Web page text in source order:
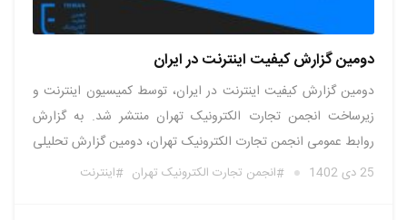
دومین گزارش کیفیت اینترنت در ایران
دومین گزارش کیفیت اینترنت در ایران، توسط کمیسیون اینترنت و
زیرساخت انجمن تجارت الکترونیک تهران منتشر شد. به گزارش
روابط عمومی انجمن تجارت الکترونیک تهران، دومین گزارش تحلیلی
اختلال‌ها، محدودیت‌ها و سرعت اینترنت در ایران، صبح امروز توسط
25 دی 1402 انجمن تجارت الکترونیک تهران اینترنت